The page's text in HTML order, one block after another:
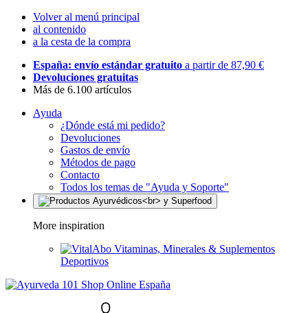
Volver al menú principal
al contenido
a la cesta de la compra
España: envío estándar gratuito a partir de 87,90 €
Devoluciones gratuitas
Más de 6.100 artículos
Ayuda
¿Dónde está mi pedido?
Devoluciones
Gastos de envío
Métodos de pago
Contacto
Todos los temas de "Ayuda y Soporte"
More inspiration
Vitaminas, Minerales & Suplementos
Deportivos